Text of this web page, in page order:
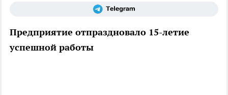
Предприятие отпраздновало 15-летие
успешной работы